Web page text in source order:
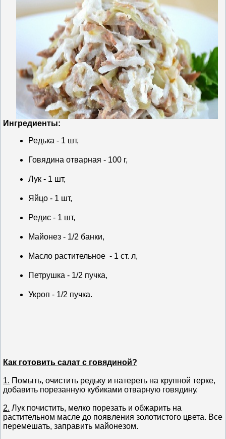
Ингредиенты:
Редька - 1 шт,
Говядина отварная - 100 г,
Лук - 1 шт,
Яйцо - 1 шт,
Редис - 1 шт,
Майонез - 1/2 банки,
Масло растительное - 1 ст. л,
Петрушка - 1/2 пучка,
Укроп - 1/2 пучка.
Как готовить салат с говядиной?
1. Помыть, очистить редьку и натереть на крупной терке,
добавить порезанную кубиками отварную говядину.
2. Лук почистить, мелко порезать и обжарить на
растительном масле до появления золотистого цвета. Все
перемешать, заправить майонезом.